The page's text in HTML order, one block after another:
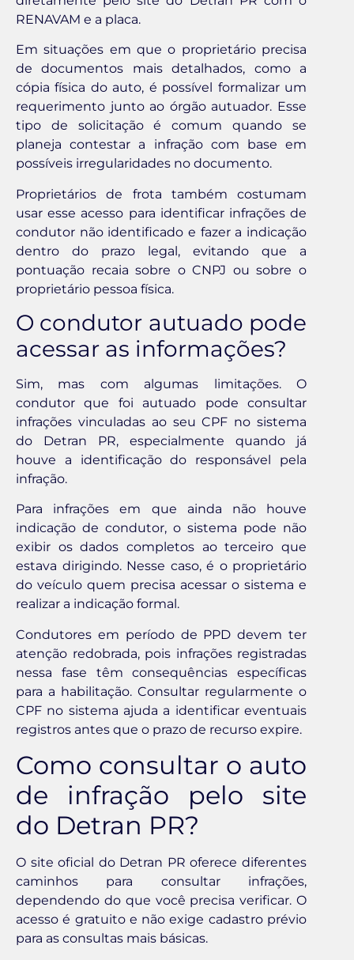
RENAVAM e a placa.
Em situações em que o proprietário precisa
de documentos mais detalhados, como a
cópia física do auto, é possível formalizar um
requerimento junto ao órgão autuador. Esse
tipo de solicitação é comum quando se
planeja contestar a infração com base em
possíveis irregularidades no documento.
Proprietários de frota também costumam
usar esse acesso para identificar infrações de
condutor não identificado e fazer a indicação
dentro do prazo legal, evitando que a
pontuação recaia sobre o CNPJ ou sobre o
proprietário pessoa física.
O condutor autuado pode
acessar as informações?
Sim, mas com algumas limitações. O
condutor que foi autuado pode consultar
infrações vinculadas ao seu CPF no sistema
do Detran PR, especialmente quando já
houve a identificação do responsável pela
infração.
Para infrações em que ainda não houve
indicação de condutor, o sistema pode não
exibir os dados completos ao terceiro que
estava dirigindo. Nesse caso, é o proprietário
do veículo quem precisa acessar o sistema e
realizar a indicação formal.
Condutores em período de PPD devem ter
atenção redobrada, pois infrações registradas
nessa fase têm consequências específicas
para a habilitação. Consultar regularmente o
CPF no sistema ajuda a identificar eventuais
registros antes que o prazo de recurso expire.
Como consultar o auto
de infração pelo site
do Detran PR?
O site oficial do Detran PR oferece diferentes
caminhos para consultar infrações,
dependendo do que você precisa verificar. O
acesso é gratuito e não exige cadastro prévio
para as consultas mais básicas.